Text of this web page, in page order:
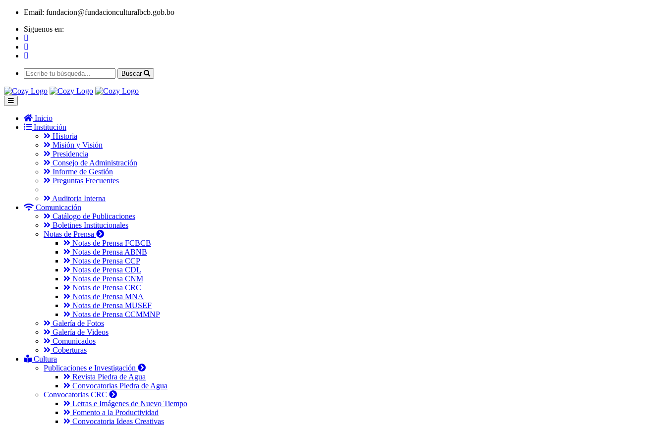
Email: fundacion@fundacionculturalbcb.gob.bo
Siguenos en:
Buscar
Inicio
Institución
Historia
Misión y Visión
Presidencia
Consejo de Administración
Informe de Gestión
Preguntas Frecuentes
Auditoria Interna
Comunicación
Catálogo de Publicaciones
Boletines Institucionales
Notas de Prensa
Notas de Prensa FCBCB
Notas de Prensa ABNB
Notas de Prensa CCP
Notas de Prensa CDL
Notas de Prensa CNM
Notas de Prensa CRC
Notas de Prensa MNA
Notas de Prensa MUSEF
Notas de Prensa CCMMNP
Galería de Fotos
Galería de Videos
Comunicados
Coberturas
Cultura
Publicaciones e Investigación
Revista Piedra de Agua
Convocatorias Piedra de Agua
Convocatorias CRC
Letras e Imágenes de Nuevo Tiempo
Fomento a la Productividad
Convocatoria Ideas Creativas